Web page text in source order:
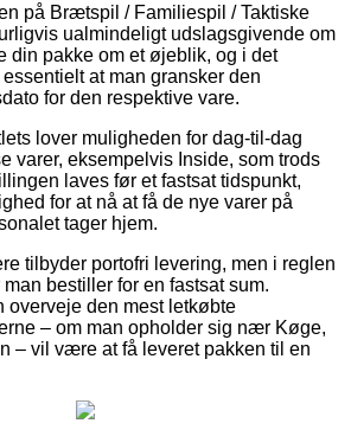
på Brætspil / Familiespil / Taktiske
ualmindeligt udslagsgivende om
din pakke om et øjeblik, og i det
at man gransker den
for den respektive vare.
lover muligheden for dag-til-dag
varer, eksempelvis Inside, som trods
laves før et fastsat tidspunkt,
for at nå at få de nye varer på
tager hjem.
tilbyder portofri levering, men i reglen
bestiller for en fastsat sum.
overveje den mest letkøbte
– om man opholder sig nær Køge,
– vil være at få leveret pakken til en